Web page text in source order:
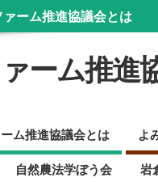
ーム推進協議会とは
ーム推進
ム推進協議会とは よ
自然農法学ぼう会 岩